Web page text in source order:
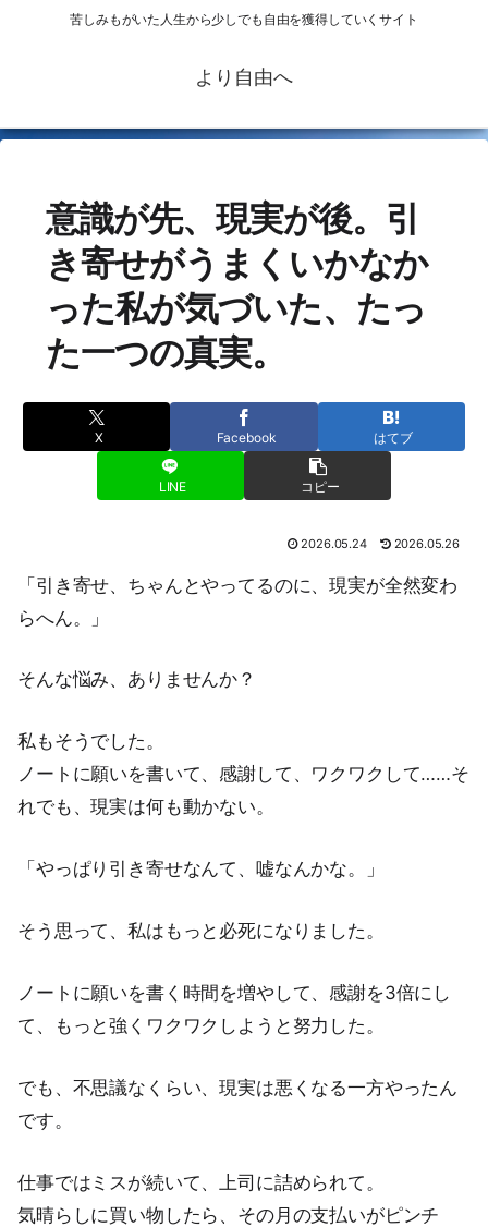
苦しみもがいた人生から少しでも自由を獲得していくサイト
より自由へ
意識が先、現実が後。引
き寄せがうまくいかなか
った私が気づいた、たっ
た一つの真実。
X Facebook はてブ
LINE コピー
2026.05.24 2026.05.26
「引き寄せ、ちゃんとやってるのに、現実が全然変わ
らへん。」
そんな悩み、ありませんか？
私もそうでした。
ノートに願いを書いて、感謝して、ワクワクして……そ
れでも、現実は何も動かない。
「やっぱり引き寄せなんて、嘘なんかな。」
そう思って、私はもっと必死になりました。
ノートに願いを書く時間を増やして、感謝を3倍にし
て、もっと強くワクワクしようと努力した。
でも、不思議なくらい、現実は悪くなる一方やったん
です。
仕事ではミスが続いて、上司に詰められて。
気晴らしに買い物したら、その月の支払いがピンチ